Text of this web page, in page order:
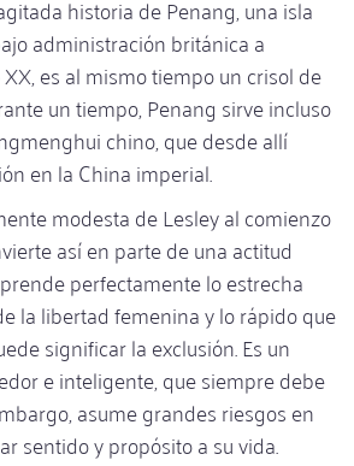
historia de Penang, una isla
administración británica a
es al mismo tiempo un crisol de
un tiempo, Penang sirve incluso
chino, que desde allí
en la China imperial.
modesta de Lesley al comienzo
así en parte de una actitud
perfectamente lo estrecha
la libertad femenina y lo rápido que
significar la exclusión. Es un
e inteligente, que siempre debe
asume grandes riesgos en
sentido y propósito a su vida.